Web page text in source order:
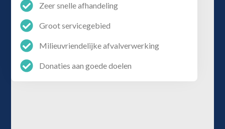
Zeer snelle afhandeling
Groot servicegebied
Milieuvriendelijke afvalverwerking
Donaties aan goede doelen